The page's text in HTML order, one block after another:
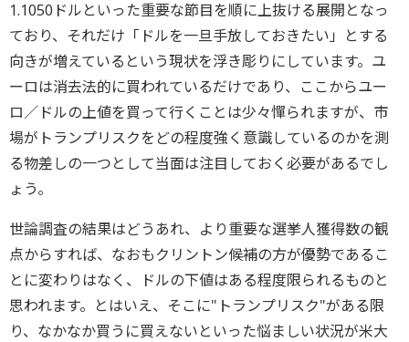
1.1050ドルといった重要な節目を順に上抜ける展開となっ
ており、それだけ「ドルを一旦手放しておきたい」とする
向きが増えているという現状を浮き彫りにしています。ユ
ーロは消去法的に買われているだけであり、ここからユー
ロ／ドルの上値を買って行くことは少々憚られますが、市
場がトランプリスクをどの程度強く意識しているのかを測
る物差しの一つとして当面は注目しておく必要があるでし
ょう。
世論調査の結果はどうあれ、より重要な選挙人獲得数の観
点からすれば、なおもクリントン候補の方が優勢であるこ
とに変わりはなく、ドルの下値はある程度限られるものと
思われます。とはいえ、そこに"トランプリスク"がある限
り、なかなか買うに買えないといった悩ましい状況が米大